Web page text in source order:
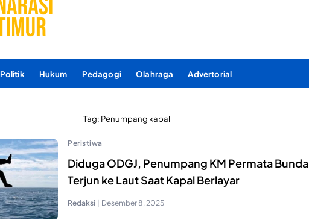
Politik Hukum Pedagogi Olahraga Advertorial
Tag: Penumpang kapal
Peristiwa
Diduga ODGJ, Penumpang KM Permata Bunda
Terjun ke Laut Saat Kapal Berlayar
Redaksi | Desember 8, 2025